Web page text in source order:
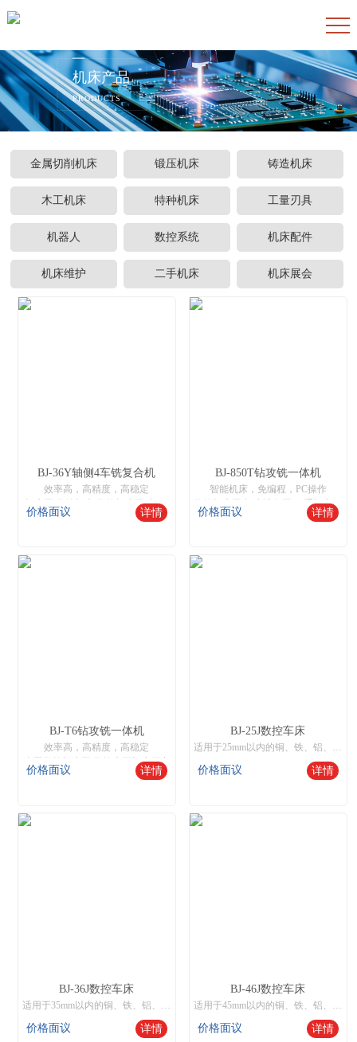
机床产品
PRODUCTS
金属切削机床 锻压机床 铸造机床
木工机床 特种机床 工量刃具
机器人 数控系统 机床配件
机床维护 二手机床 机床展会
BJ-36Y轴侧4车铣复合机
效率高，高精度，高稳定
机床网,数控机床,数控机床网,中国数控机床网,机床设备网,智能数控机床,二手机床网,数控木工机床厂家
价格面议 详情
BJ-850T钻攻铣一体机
智能机床，免编程，PC操作
数控机床网,机床设备网,二手机床网,数控木工机床厂家
价格面议 详情
BJ-T6钻攻铣一体机
效率高，高精度，高稳定
中国数控机床网,数控木工机床厂家
价格面议 详情
BJ-25J数控车床
适用于25mm以内的铜、铁、铝、不绣钢棒料批量化生产，和50mm以内开料或锻打件粒料自动送料批量生产，也可装液压卡盘实现250mm以内零件单件或机械手送料生产。
价格面议 详情
BJ-36J数控车床
适用于35mm以内的铜、铁、铝、不绣钢棒料批量化生产，和50mm以内开料或锻打件粒料自动送料批量生产，也可装液压卡盘实现250mm以内零件单件或机械手送料生产。
价格面议 详情
BJ-46J数控车床
适用于45mm以内的铜、铁、铝、不绣钢棒料批量化生产，和60mm以内开料或锻打件粒料自动送料批量生产，也可装液压卡盘实现350mm以内零件单件或机械手送料生产。
价格面议 详情